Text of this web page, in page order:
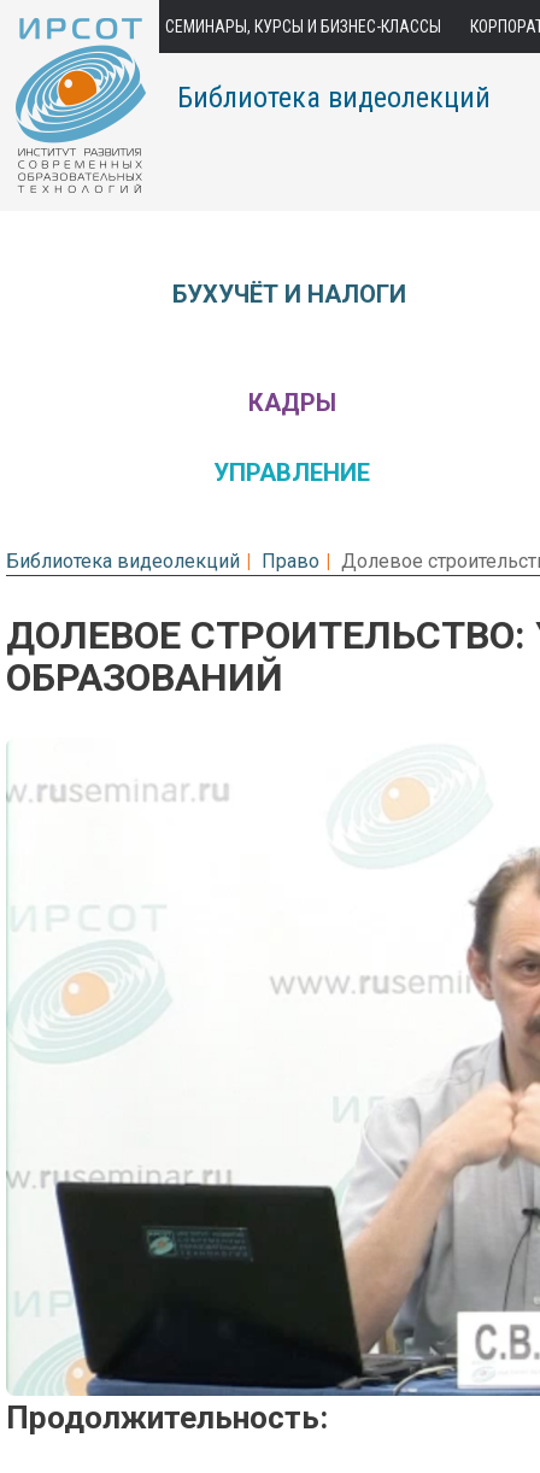
СЕМИНАРЫ, КУРСЫ И БИЗНЕС-КЛАССЫ
Библиотека видеолекций
БУХУЧЁТ И НАЛОГИ
КАДРЫ
УПРАВЛЕНИЕ
Библиотека видеолекций Право Долевое
ДОЛЕВОЕ
ОБРАЗОВАНИЙ
Предварительный просмотр.
Продолжительность: